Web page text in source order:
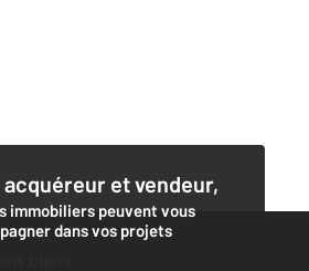
acquéreur et vendeur,
immobiliers peuvent vous
dans vos projets
biens